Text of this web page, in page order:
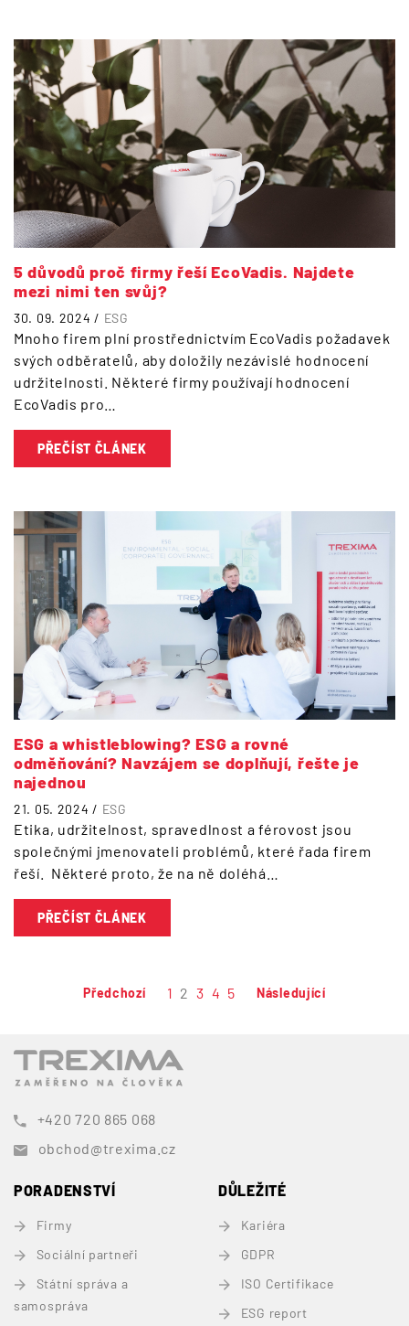
5 důvodů proč firmy řeší EcoVadis. Najdete
mezi nimi ten svůj?
30. 09. 2024 / ESG
Mnoho firem plní prostřednictvím EcoVadis požadavek
svých odběratelů, aby doložily nezávislé hodnocení
udržitelnosti. Některé firmy používají hodnocení
EcoVadis pro…
PŘEČÍST ČLÁNEK
ESG a whistleblowing? ESG a rovné
odměňování? Navzájem se doplňují, řešte je
najednou
21. 05. 2024 / ESG
Etika, udržitelnost, spravedlnost a férovost jsou
společnými jmenovateli problémů, které řada firem
řeší. Některé proto, že na ně doléhá…
PŘEČÍST ČLÁNEK
Předchozí 1 2 3 4 5 Následující
+420 720 865 068
obchod@trexima.cz
PORADENSTVÍ
Firmy
Sociální partneři
Státní správa a
samospráva
DŮLEŽITÉ
Kariéra
GDPR
ISO Certifikace
ESG report